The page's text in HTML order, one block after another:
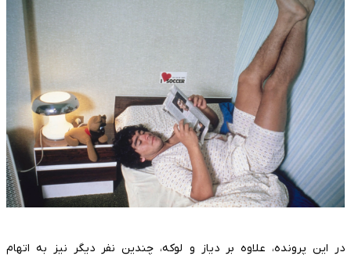
در این پرونده، علاوه بر دیاز و لوکه، چندین نفر دیگر نیز به اتهام